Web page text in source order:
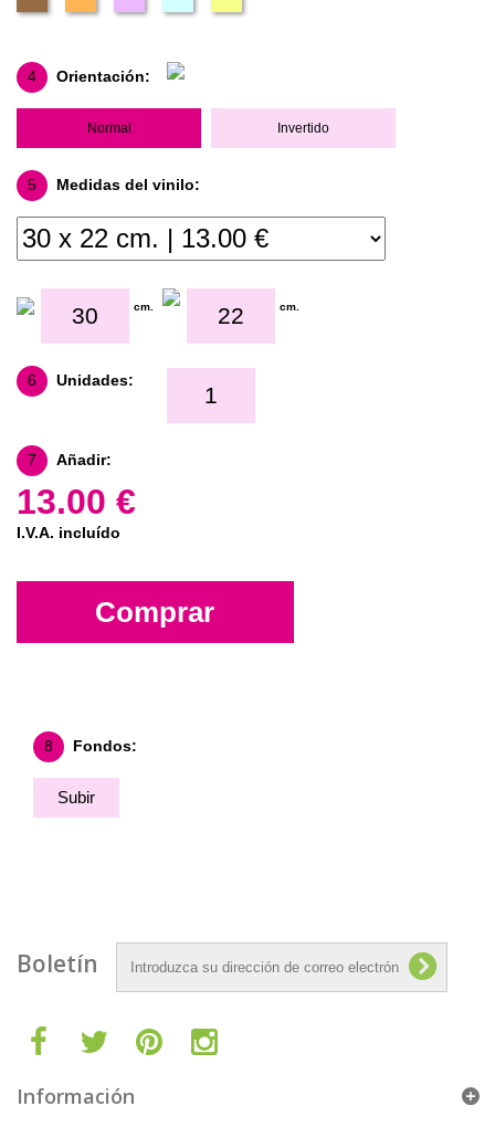
4 Orientación:
Normal Invertido
5 Medidas del vinilo:
cm. cm.
6 Unidades:
7 Añadir:
13.00 €
I.V.A. incluído
Comprar
8 Fondos:
Subir
Boletín
Información